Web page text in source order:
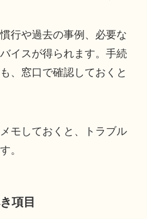
行や過去の事例、必要な
イスが得られます。手続
、窓口で確認しておくと
モしておくと、トラブル
。
項目